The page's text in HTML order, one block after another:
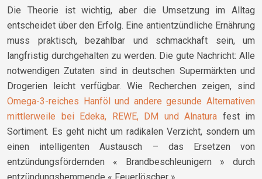
Die Theorie ist wichtig, aber die Umsetzung im Alltag
entscheidet über den Erfolg. Eine antientzündliche Ernährung
muss praktisch, bezahlbar und schmackhaft sein, um
langfristig durchgehalten zu werden. Die gute Nachricht: Alle
notwendigen Zutaten sind in deutschen Supermärkten und
Drogerien leicht verfügbar. Wie Recherchen zeigen, sind
Omega-3-reiches Hanföl und andere gesunde Alternativen
mittlerweile bei Edeka, REWE, DM und Alnatura fest im
Sortiment. Es geht nicht um radikalen Verzicht, sondern um
einen intelligenten Austausch – das Ersetzen von
entzündungsfördernden « Brandbeschleunigern » durch